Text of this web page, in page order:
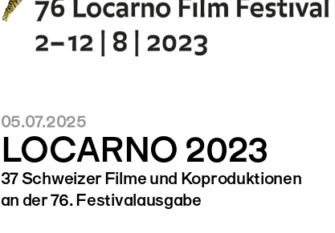
05.07.2025
LOCARNO 2023
37 Schweizer Filme und Koproduktionen
an der 76. Festivalausgabe